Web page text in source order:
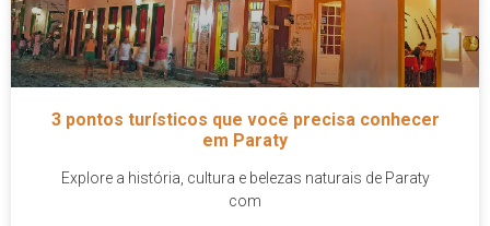
3 pontos turísticos que você precisa conhecer
em Paraty
Explore a história, cultura e belezas naturais de Paraty
com